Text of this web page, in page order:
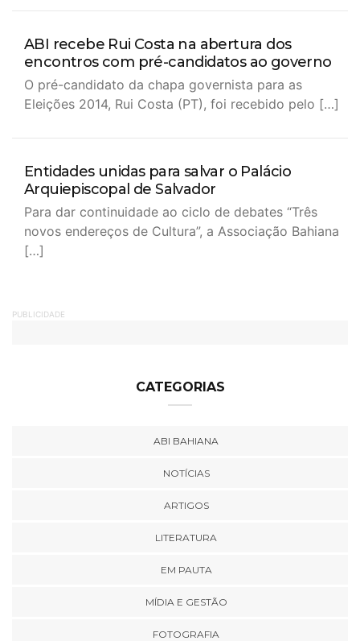
ABI recebe Rui Costa na abertura dos
encontros com pré-candidatos ao governo
O pré-candidato da chapa governista para as
Eleições 2014, Rui Costa (PT), foi recebido pelo […]
Entidades unidas para salvar o Palácio
Arquiepiscopal de Salvador
Para dar continuidade ao ciclo de debates “Três
novos endereços de Cultura”, a Associação Bahiana
[…]
PUBLICIDADE
CATEGORIAS
ABI BAHIANA
NOTÍCIAS
ARTIGOS
LITERATURA
EM PAUTA
MÍDIA E GESTÃO
FOTOGRAFIA